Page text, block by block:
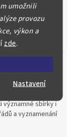
umožnili
provozu
výkon a
zde.
Nastavení
plně věnovat.
prodáme v naší
významné sbírky i
a vyznamenání